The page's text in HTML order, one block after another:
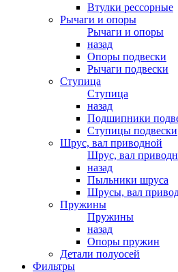
Втулки рессорные
Рычаги и опоры
Рычаги и опоры
назад
Опоры подвески
Рычаги подвески
Ступица
Ступица
назад
Подшипники
Ступицы подвески
Шрус, вал приводной
Шрус, вал
назад
Пыльники шруса
Шрусы, вал
Пружины
Пружины
назад
Опоры пружин
Детали полуосей
Фильтры